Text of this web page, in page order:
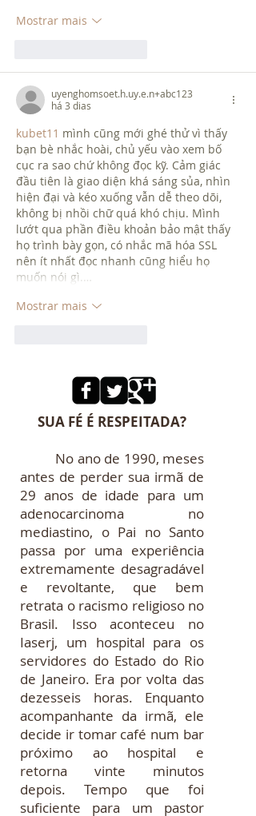
Mostrar mais
uyenghomsoet.h.uy.e.n+abc123
há 3 dias
kubet11 mình cũng mới ghé thử vì thấy
bạn bè nhắc hoài, chủ yếu vào xem bố
cục ra sao chứ không đọc kỹ. Cảm giác
đầu tiên là giao diện khá sáng sủa, nhìn
hiện đại và kéo xuống vẫn dễ theo dõi,
không bị nhồi chữ quá khó chịu. Mình
lướt qua phần điều khoản bảo mật thấy
họ trình bày gọn, có nhắc mã hóa SSL
nên ít nhất đọc nhanh cũng hiểu họ
muốn nói gì.…
Mostrar mais
SUA FÉ É RESPEITADA?
No ano de 1990, meses
antes de perder sua irmã de
29 anos de idade para um
adenocarcinoma no
mediastino, o Pai no Santo
passa por uma experiência
extremamente desagradável
e revoltante, que bem
retrata o racismo religioso no
Brasil. Isso aconteceu no
Iaserj, um hospital para os
servidores do Estado do Rio
de Janeiro. Era por volta das
dezesseis horas. Enquanto
acompanhante da irmã, ele
decide ir tomar café num bar
próximo ao hospital e
retorna vinte minutos
depois. Tempo que foi
suficiente para um pastor